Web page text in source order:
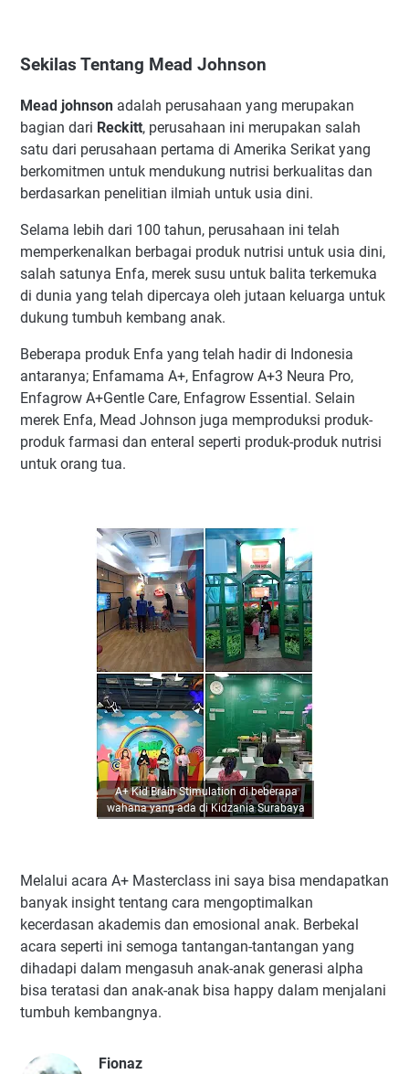
Sekilas Tentang Mead Johnson
Mead johnson adalah perusahaan yang merupakan
bagian dari Reckitt, perusahaan ini merupakan salah
satu dari perusahaan pertama di Amerika Serikat yang
berkomitmen untuk mendukung nutrisi berkualitas dan
berdasarkan penelitian ilmiah untuk usia dini.
Selama lebih dari 100 tahun, perusahaan ini telah
memperkenalkan berbagai produk nutrisi untuk usia dini,
salah satunya Enfa, merek susu untuk balita terkemuka
di dunia yang telah dipercaya oleh jutaan keluarga untuk
dukung tumbuh kembang anak.
Beberapa produk Enfa yang telah hadir di Indonesia
antaranya; Enfamama A+, Enfagrow A+3 Neura Pro,
Enfagrow A+Gentle Care, Enfagrow Essential. Selain
merek Enfa, Mead Johnson juga memproduksi produk-
produk farmasi dan enteral seperti produk-produk nutrisi
untuk orang tua.
A+ Kid Brain Stimulation di beberapa
wahana yang ada di Kidzania Surabaya
Melalui acara A+ Masterclass ini saya bisa mendapatkan
banyak insight tentang cara mengoptimalkan
kecerdasan akademis dan emosional anak. Berbekal
acara seperti ini semoga tantangan-tantangan yang
dihadapi dalam mengasuh anak-anak generasi alpha
bisa teratasi dan anak-anak bisa happy dalam menjalani
tumbuh kembangnya.
Fionaz